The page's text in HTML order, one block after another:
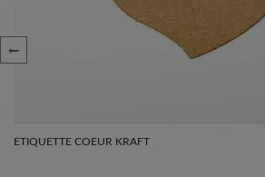
ETIQUETTE COEUR KRAFT